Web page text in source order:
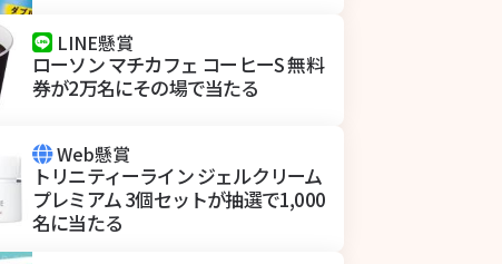
LINE懸賞
ローソン マチカフェ コーヒーS 無料
券が2万名にその場で当たる
Web懸賞
トリニティーライン ジェルクリーム
プレミアム 3個セットが抽選で1,000
名に当たる